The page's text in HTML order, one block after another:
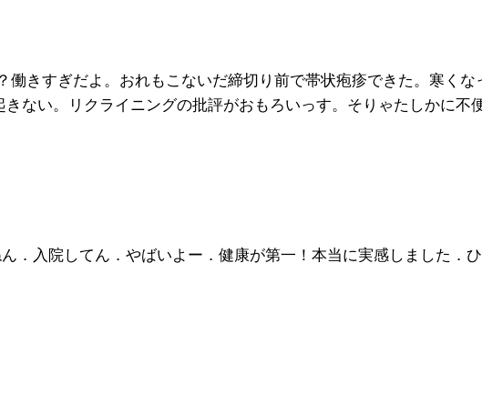
働きすぎだよ。おれもこないだ締切り前で帯状疱疹できた。寒くな
ない。リクライニングの批評がおもろいっす。そりゃたしかに不
．入院してん．やばいよー．健康が第一！本当に実感しました．